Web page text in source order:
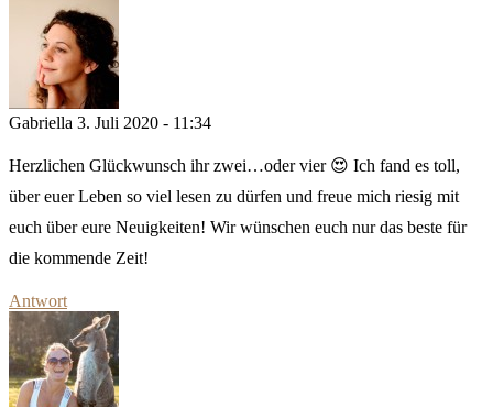
Gabriella 3. Juli 2020 - 11:34
Herzlichen Glückwunsch ihr zwei…oder vier 😍 Ich fand es toll,
über euer Leben so viel lesen zu dürfen und freue mich riesig mit
euch über eure Neuigkeiten! Wir wünschen euch nur das beste für
die kommende Zeit!
Antwort